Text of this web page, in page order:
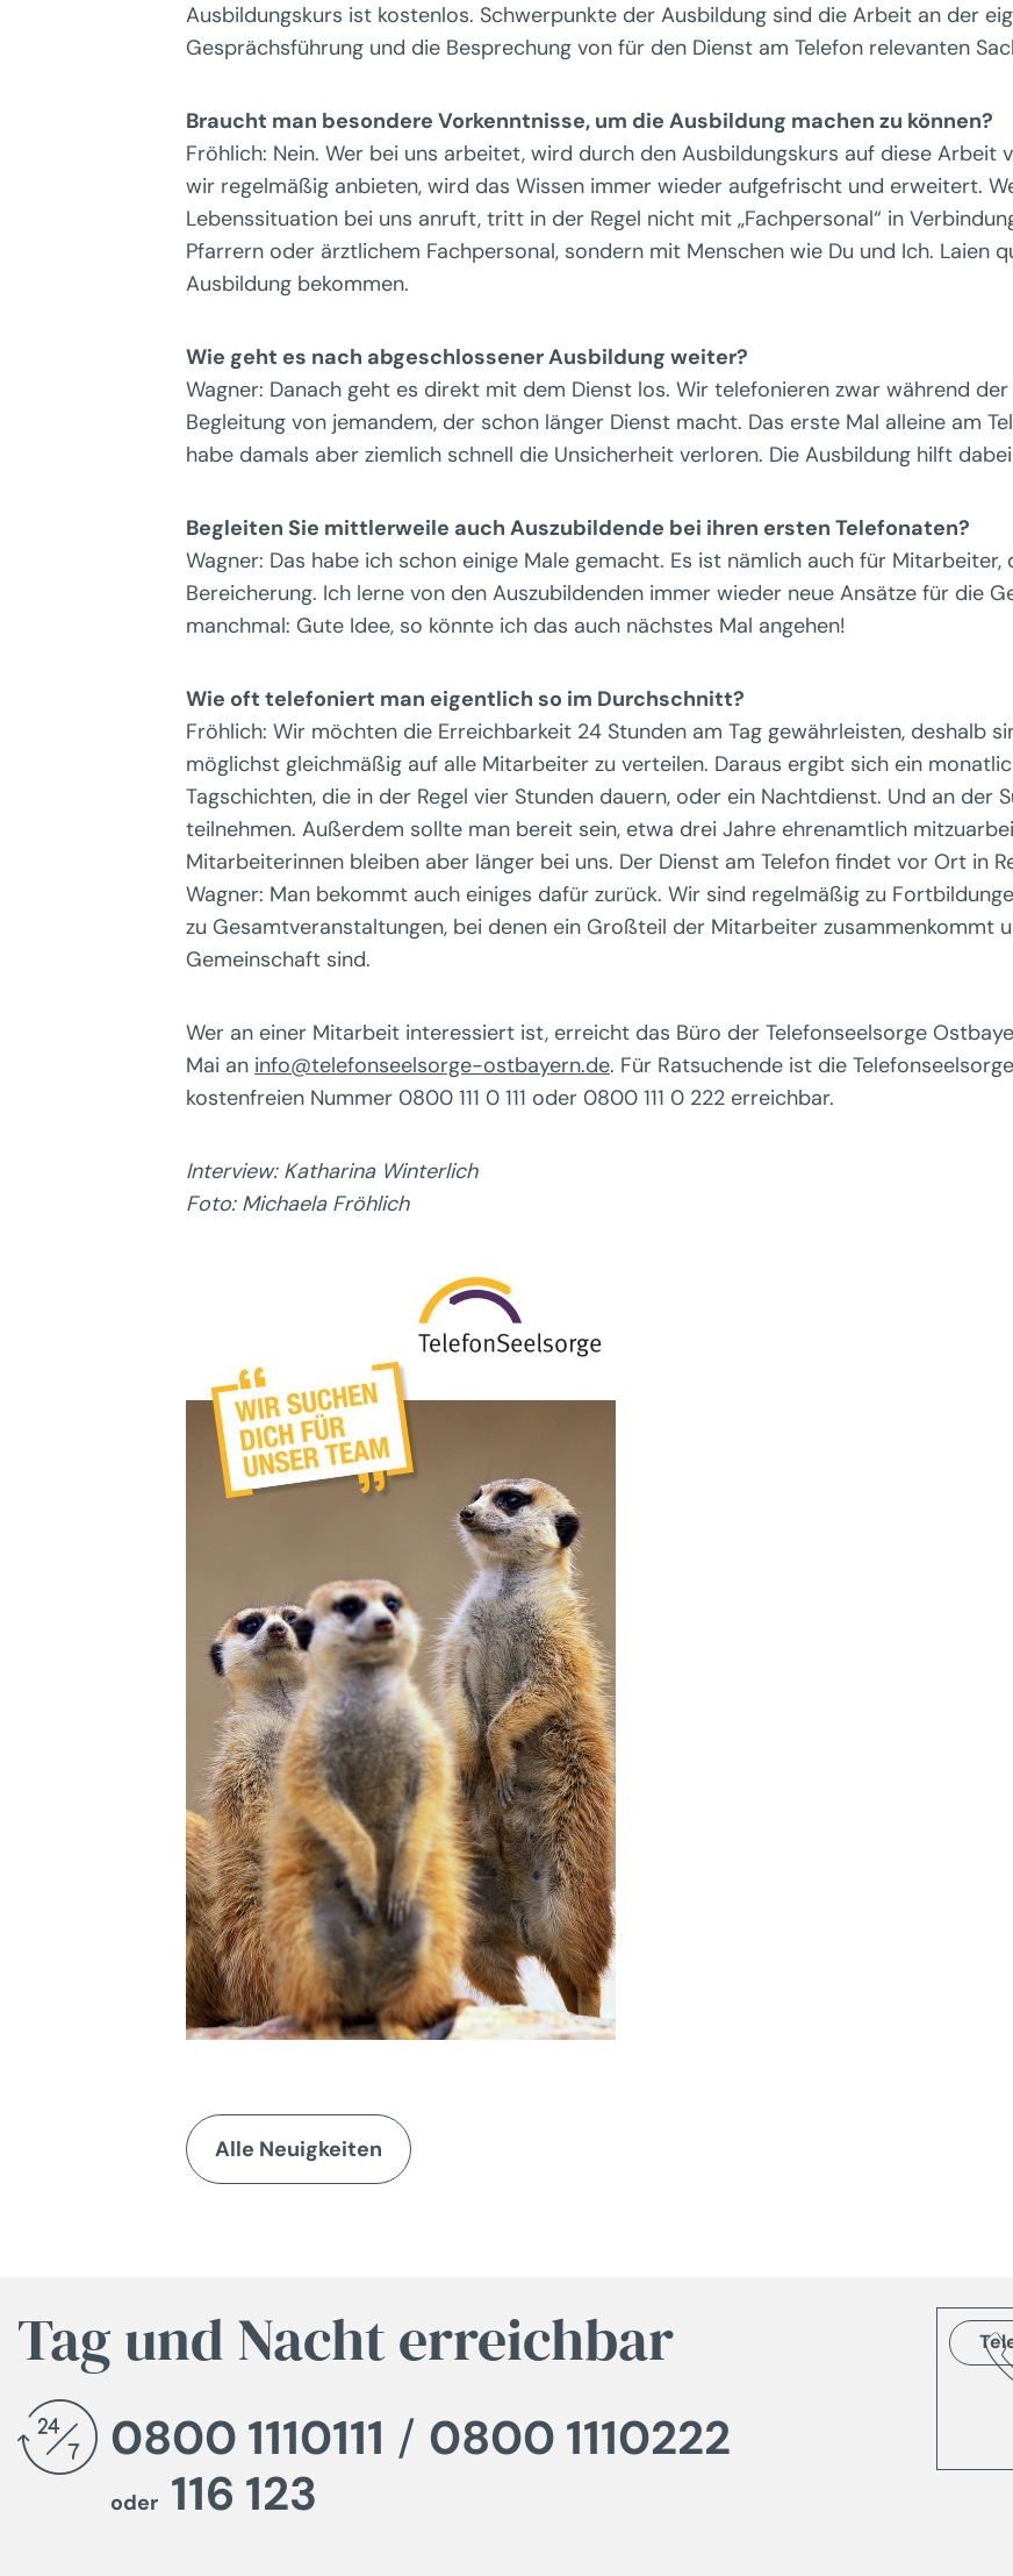
Ausbildungskurs ist kostenlos. Schwerpunkte der Ausbildung sind die Arbeit an der
Gesprächsführung und die Besprechung von für den Dienst am Telefon relevanten
Braucht man besondere Vorkenntnisse, um die Ausbildung machen zu können?
Fröhlich: Nein. Wer bei uns arbeitet, wird durch den Ausbildungskurs auf diese Arbeit
wir regelmäßig anbieten, wird das Wissen immer wieder aufgefrischt und erweitert.
Lebenssituation bei uns anruft, tritt in der Regel nicht mit „Fachpersonal“ in
Pfarrern oder ärztlichem Fachpersonal, sondern mit Menschen wie Du und Ich. Laien
Ausbildung bekommen.
Wie geht es nach abgeschlossener Ausbildung weiter?
Wagner: Danach geht es direkt mit dem Dienst los. Wir telefonieren zwar während
Begleitung von jemandem, der schon länger Dienst macht. Das erste Mal alleine am
habe damals aber ziemlich schnell die Unsicherheit verloren. Die Ausbildung hilft
Begleiten Sie mittlerweile auch Auszubildende bei ihren ersten Telefonaten?
Wagner: Das habe ich schon einige Male gemacht. Es ist nämlich auch für
Bereicherung. Ich lerne von den Auszubildenden immer wieder neue Ansätze für die
manchmal: Gute Idee, so könnte ich das auch nächstes Mal angehen!
Wie oft telefoniert man eigentlich so im Durchschnitt?
Fröhlich: Wir möchten die Erreichbarkeit 24 Stunden am Tag gewährleisten, deshalb
möglichst gleichmäßig auf alle Mitarbeiter zu verteilen. Daraus ergibt sich ein
Tagschichten, die in der Regel vier Stunden dauern, oder ein Nachtdienst. Und an der
teilnehmen. Außerdem sollte man bereit sein, etwa drei Jahre ehrenamtlich
Mitarbeiterinnen bleiben aber länger bei uns. Der Dienst am Telefon findet vor Ort in
Wagner: Man bekommt auch einiges dafür zurück. Wir sind regelmäßig zu
zu Gesamtveranstaltungen, bei denen ein Großteil der Mitarbeiter zusammenkommt
Gemeinschaft sind.
Wer an einer Mitarbeit interessiert ist, erreicht das Büro der Telefonseelsorge
Mai an info@telefonseelsorge-ostbayern.de. Für Ratsuchende ist die
kostenfreien Nummer 0800 111 0 111 oder 0800 111 0 222 erreichbar.
Interview: Katharina Winterlich
Foto: Michaela Fröhlich
Alle Neuigkeiten
Tag und Nacht erreichbar
0800 1110111 / 0800 1110222
oder 116 123